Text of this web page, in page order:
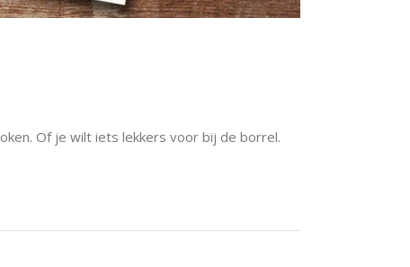
Of je wilt iets lekkers voor bij de borrel.